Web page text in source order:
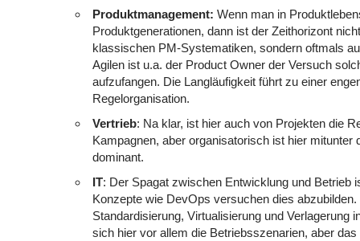
Produktmanagement: Wenn man in
Produktgenerationen, dann ist der Zeithorizont
klassischen PM-Systematiken, sondern oftmals
Agilen ist u.a. der Product Owner der Versuch
aufzufangen. Die Langläufigkeit führt zu einer
Regelorganisation.
Vertrieb: Na klar, ist hier auch von Projekten die
Kampagnen, aber organisatorisch ist hier mitunter
dominant.
IT: Der Spagat zwischen Entwicklung und Betrieb
Konzepte wie DevOps versuchen dies
Standardisierung, Virtualisierung und Verlagerung
sich hier vor allem die Betriebsszenarien, aber das